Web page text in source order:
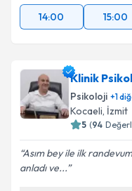
14:00
15:00
Klinik
Psikoloji +1
Kocaeli, İzmit
5 (94
Asım bey ile ilk
anladı ve...